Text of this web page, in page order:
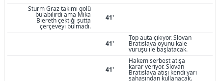
Sturm Graz takımı golü
bulabilirdi ama Mika
Biereth çektiği şutta
çerçeveyi bulmadı.
41'
41'
Top auta çıkıyor. Slovan
Bratislava oyunu kale
vuruşu ile başlatacak.
41'
Hakem serbest atışa
karar veriyor. Slovan
Bratislava atışı kendi yarı
sahasından kullanacak.